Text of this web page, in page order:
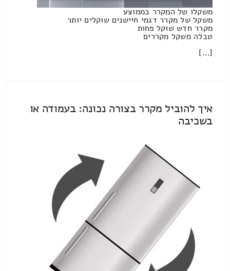
משקלו של המקרר בממוצע
משקל של מקרר דגמי חיישנים שוקלים יותר
מקרר חדש שוקל פחות
טבלה משקל מקררים
[…]
איך להוביל מקרר בצורה נכונה: בעמודה או
בשכיבה